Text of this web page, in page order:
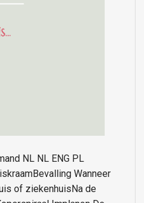
NL NL ENG PL
Wanneer
of ziekenhuisNa de